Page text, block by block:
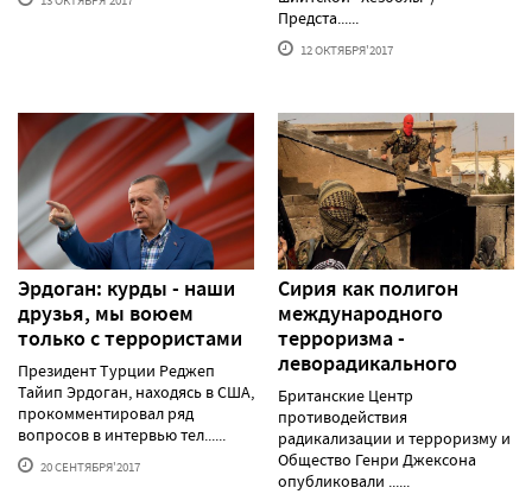
Предста......
12 ОКТЯБРЯ'2017
Эрдоган: курды - наши
друзья, мы воюем
только с террористами
Президент Турции Реджеп
Тайип Эрдоган, находясь в США,
прокомментировал ряд
вопросов в интервью тел......
20 СЕНТЯБРЯ'2017
Сирия как полигон
международного
терроризма -
леворадикального
Британские Центр
противодействия
радикализации и терроризму и
Общество Генри Джексона
опубликовали ......